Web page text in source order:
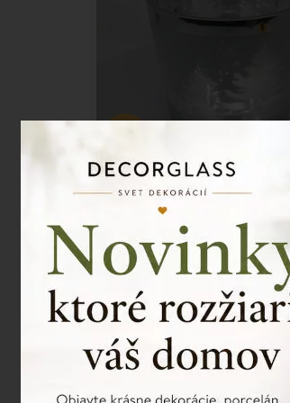
Vianočný strieborný svietnik
14x15cm
9,38 €
18,75 €
AKCIA
SKLADOM